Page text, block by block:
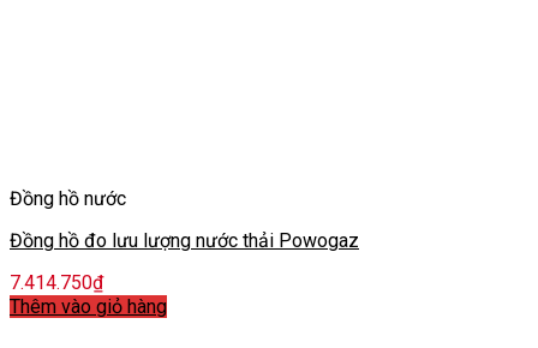
Đồng hồ nước
Đồng hồ đo lưu lượng nước thải Powogaz
7.414.750₫
Thêm vào giỏ hàng